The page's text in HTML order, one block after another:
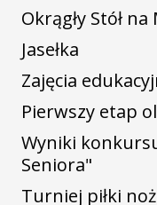
Okrągły Stół
Jasełka
Zajęcia
Pierwszy etap
Wyniki
Seniora"
Turniej piłki